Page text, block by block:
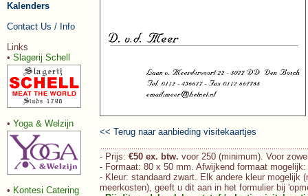
Kalenders
Contact Us / Info
Links
• Slagerij Schell
• Yoga & Welzijn
• Kontesi Catering
<< Terug naar aanbieding visitekaartjes
- Prijs: €50 ex. btw. voor 250 (minimum). Voor
- Formaat: 80 x 50 mm. Afwijkend formaat
- Kleur: standaard zwart. Elk andere kleur mogelijk
meerkosten), geeft u dit aan in het formulier bij